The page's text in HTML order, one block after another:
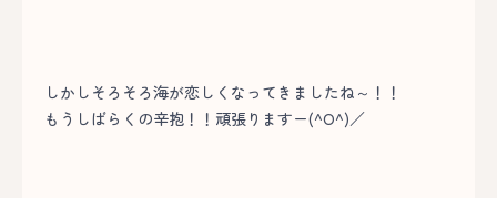
しかしそろそろ海が恋しくなってきましたね～！！
もうしばらくの辛抱！！頑張りますー(^O^)／